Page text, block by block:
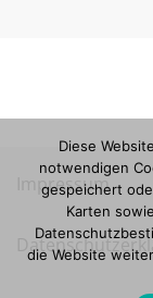
Impressum
Diese
notwendigen
gespeichert
Karten
die Website